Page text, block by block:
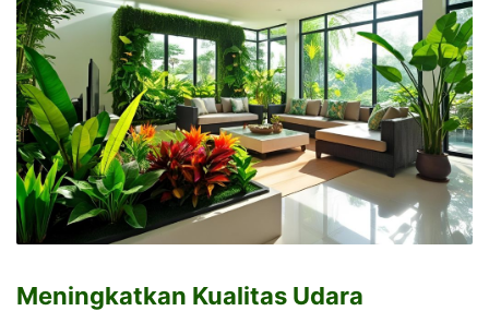
Meningkatkan Kualitas Udara